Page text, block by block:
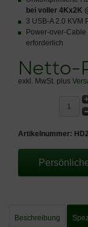
bei voller 4Kx2K
3 USB-A 2.0 KVM
Power-over-
erforderlich
Netto-
exkl. MwSt. plus
Artikelnummer:
Beschreibung